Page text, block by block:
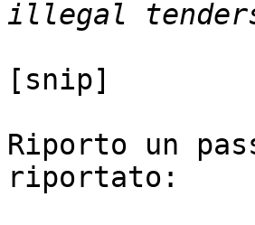
[snip]
Riporto un
riportato: